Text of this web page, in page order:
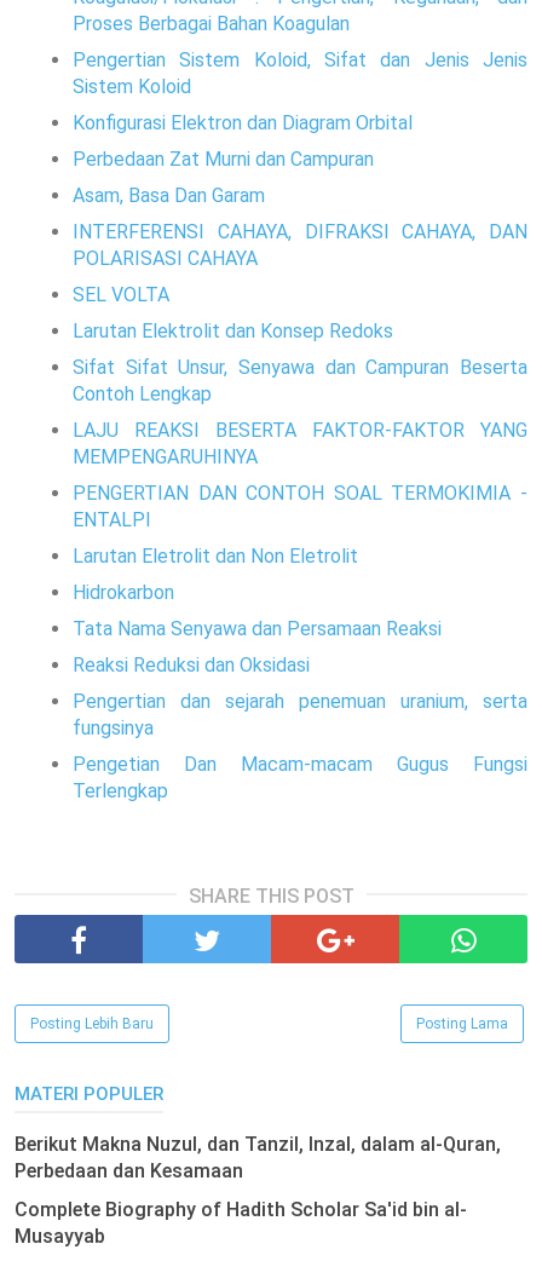
Proses Berbagai Bahan Koagulan
Pengertian Sistem Koloid, Sifat dan Jenis Jenis
Sistem Koloid
Konfigurasi Elektron dan Diagram Orbital
Perbedaan Zat Murni dan Campuran
Asam, Basa Dan Garam
INTERFERENSI CAHAYA, DIFRAKSI CAHAYA, DAN
POLARISASI CAHAYA
SEL VOLTA
Larutan Elektrolit dan Konsep Redoks
Sifat Sifat Unsur, Senyawa dan Campuran Beserta
Contoh Lengkap
LAJU REAKSI BESERTA FAKTOR-FAKTOR YANG
MEMPENGARUHINYA
PENGERTIAN DAN CONTOH SOAL TERMOKIMIA -
ENTALPI
Larutan Eletrolit dan Non Eletrolit
Hidrokarbon
Tata Nama Senyawa dan Persamaan Reaksi
Reaksi Reduksi dan Oksidasi
Pengertian dan sejarah penemuan uranium, serta
fungsinya
Pengetian Dan Macam-macam Gugus Fungsi
Terlengkap
SHARE THIS POST
Posting Lebih Baru Posting Lama
MATERI POPULER
Berikut Makna Nuzul, dan Tanzil, Inzal, dalam al-Quran,
Perbedaan dan Kesamaan
Complete Biography of Hadith Scholar Sa'id bin al-
Musayyab